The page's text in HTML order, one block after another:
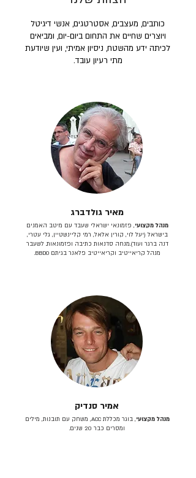
כותבים, מעצבים, אסטרטגים, אנשי דיגיטל
ויוצרים שחיים את התחום ביום-יום, ומביאים
לכיתה ידע מהשטח, ניסיון אמיתי, ועין שיודעת
מתי רעיון עובד.
מאיר גולדברג
מנהל מקצועי, פזמונאי ישראלי שעבד עם מיטב האמנים
בישראל (יעל לוי, קורין אלאל, רמי קליינשטיין, גלי עטרי,
דנה ברגר ועוד).מנחה סדנאות כתיבה ופזמונאות. לשעבר
מנהל קריאייטיב וקריאייטיב פלאנר בגיתם BBDO.
אמיר סנדיק
מנהל מקצועי
, בוגר מכללת ACC, משחק עם תובנות, מילים
ומסרים כבר 20 שנים.